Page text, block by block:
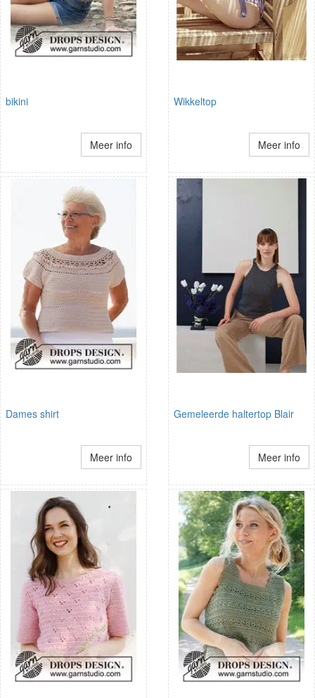
bikini
Meer info
Wikkeltop
Meer info
Dames shirt
Meer info
Gemeleerde haltertop Blair
Meer info